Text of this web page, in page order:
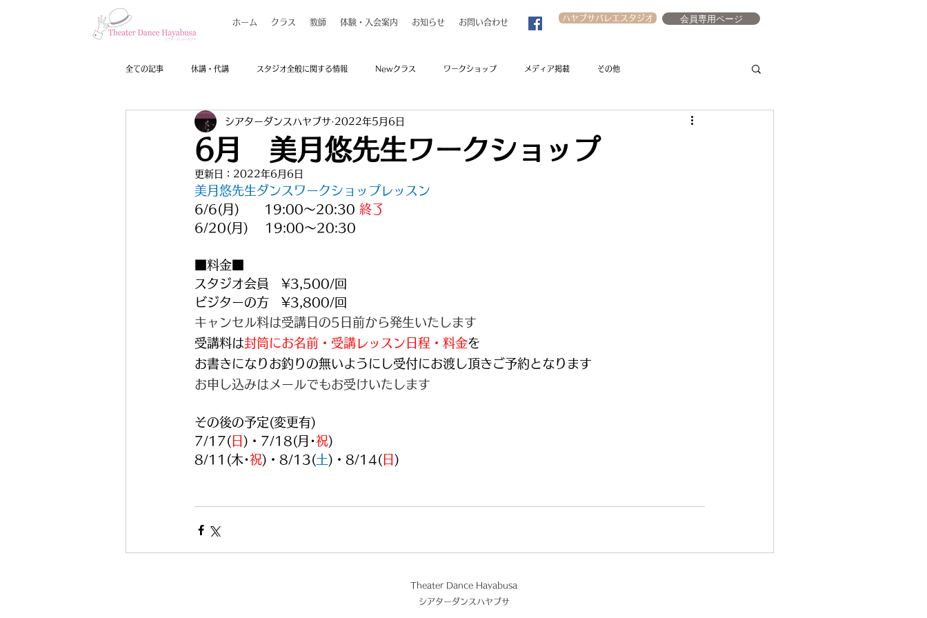
ホーム クラス 教師 体験・入会案内 お知らせ お問い合わせ ハヤブサバレエスタジオ 会員専用ページ
全ての記事 休講・代講 スタジオ全般に関する情報 Newクラス ワークショップ メディア掲載 その他
6月 美月悠先生ワークショップ
シアターダンスハヤブサ 2022年5月6日
更新日： 2022年6月6日
美月悠先生ダンスワークショップレッスン
6/6(月)　　19:00～20:30 終了
6/20(月)　 19:00～20:30
■料金■
スタジオ会員　¥3,500/回
ビジターの方　¥3,800/回
キャンセル料は受講日の5日前から発生いたします
受講料は封筒にお名前・受講レッスン日程・料金を
お書きになりお釣りの無いようにし受付にお渡し頂きご予約となります
お申し込みはメールでもお受けいたします
その後の予定(変更有)
7/17( 日 )・7/18(月･祝)
8/11(木･祝)・8/13(土)・8/14( 日 )
Theater Dance Hayabusa
​シアターダンスハヤブサ